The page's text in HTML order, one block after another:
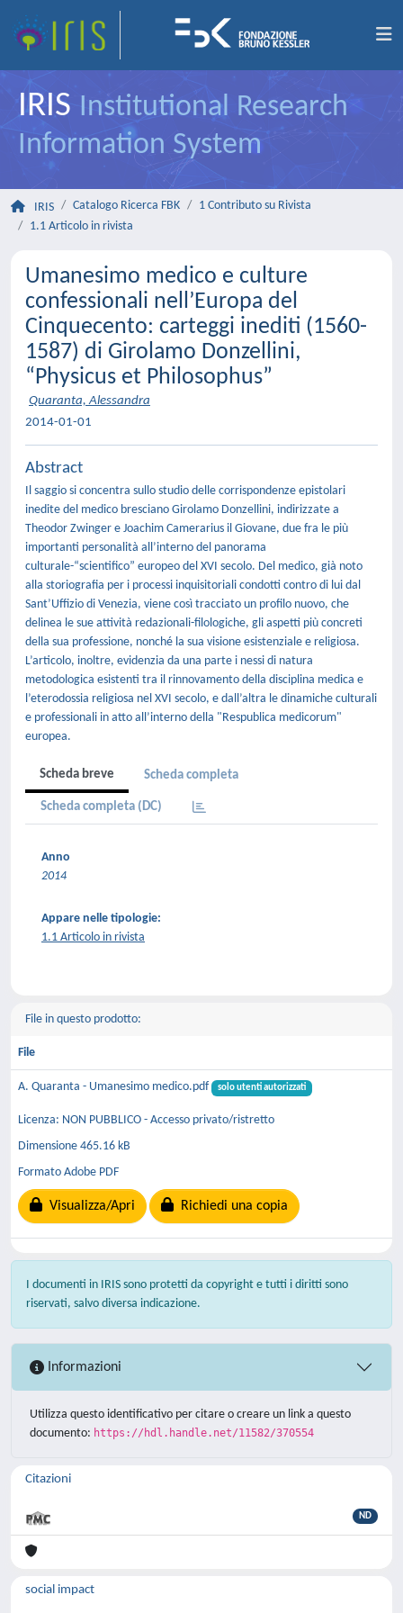
IRIS Institutional Research
Information System
IRIS Catalogo Ricerca FBK
1 Contributo su Rivista
1.1 Articolo in rivista
Umanesimo medico e culture
confessionali nell’Europa del
Cinquecento: carteggi inediti (1560-
1587) di Girolamo Donzellini,
“Physicus et Philosophus”
Quaranta, Alessandra
2014-01-01
Abstract
Il saggio si concentra sullo studio delle corrispondenze epistolari
inedite del medico bresciano Girolamo Donzellini, indirizzate a
Theodor Zwinger e Joachim Camerarius il Giovane, due fra le più
importanti personalità all’interno del panorama
culturale-“scientifico” europeo del XVI secolo. Del medico, già noto
alla storiografia per i processi inquisitoriali condotti contro di lui dal
Sant’Uffizio di Venezia, viene così tracciato un profilo nuovo, che
delinea le sue attività redazionali-filologiche, gli aspetti più concreti
della sua professione, nonché la sua visione esistenziale e religiosa.
L’articolo, inoltre, evidenzia da una parte i nessi di natura
metodologica esistenti tra il rinnovamento della disciplina medica e
l’eterodossia religiosa nel XVI secolo, e dall’altra le dinamiche culturali
e professionali in atto all’interno della "Respublica medicorum"
europea.
Scheda breve Scheda completa
Scheda completa (DC)
Anno
2014
Appare nelle tipologie:
1.1 Articolo in rivista
File in questo prodotto:
File
A. Quaranta - Umanesimo medico.pdf solo utenti autorizzati
Licenza: NON PUBBLICO - Accesso privato/ristretto
Dimensione 465.16 kB
Formato Adobe PDF
Visualizza/Apri Richiedi una copia
I documenti in IRIS sono protetti da copyright e tutti i diritti sono
riservati, salvo diversa indicazione.
Informazioni
Utilizza questo identificativo per citare o creare un link a questo
documento: https://hdl.handle.net/11582/370554
Citazioni
ND
social impact